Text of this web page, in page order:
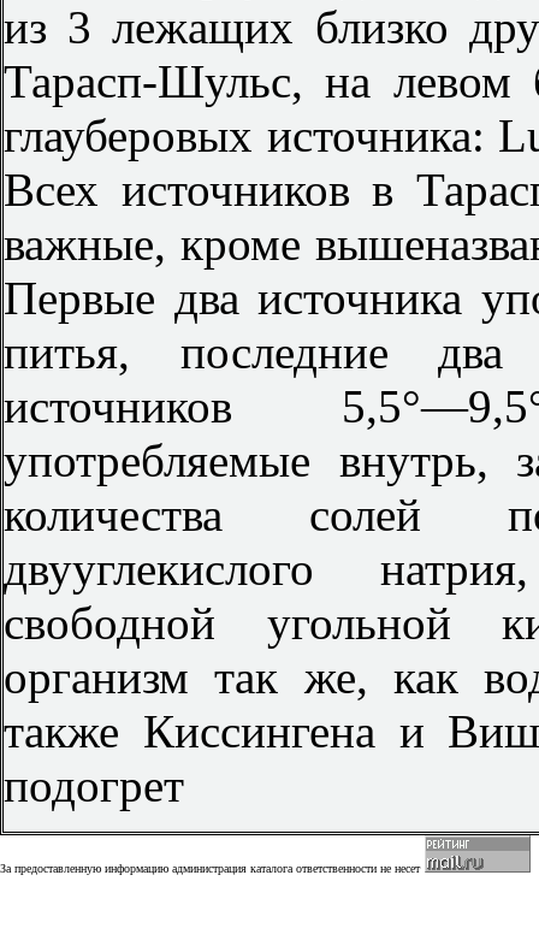
из 3 лежащих близко
Тарасп-Шульс, на
глауберовых источника:
Всех источников в
важные, кроме
Первые два источника
питья, последние
источников
употребляемые внутрь,
количества солей
двууглекислого
свободной угольной
организм так же, как
также Киссингена и
подогрет
За предоставленную информацию администрация каталога ответственности не несет